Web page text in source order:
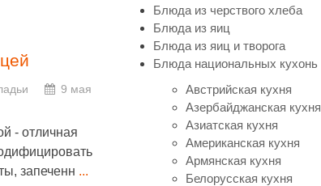
9 мая
- отличная
запеченн ...
Блюда из черствого хлеба
Блюда из яиц
Блюда из яиц и творога
Блюда национальных кухонь
Австрийская кухня
Азербайджанская кухня
Азиатская кухня
Американская кухня
Армянская кухня
Белорусская кухня